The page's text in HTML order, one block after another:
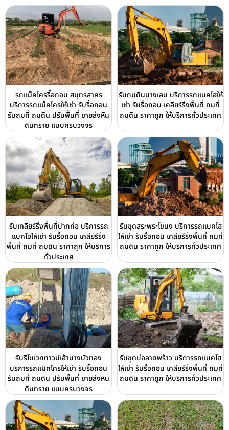
รถแม็คโครรื้อถอน สมุทรสาคร
บริการรถแม็คโครให้เช่า รับรื้อถอน
รับถมที่ ถมดิน ปรับพื้นที่ ขายส่งหิน
ดินทราย แบบครบวงจร
รับถมดินบางเลน บริการรถแบคโฮให้
เช่า รับรื้อถอน เคลียร์ริ่งพื้นที่ ถมที่
ถมดิน ราคาถูก ให้บริการทั่วประเทศ
รับเคลียร์ริ่งพื้นที่ปากท่อ บริการรถ
แบคโฮให้เช่า รับรื้อถอน เคลียร์ริ่ง
พื้นที่ ถมที่ ถมดิน ราคาถูก ให้บริการ
ทั่วประเทศ
รับขุดสระพระโขนง บริการรถแบคโฮ
ให้เช่า รับรื้อถอน เคลียร์ริ่งพื้นที่ ถมที่
ถมดิน ราคาถูก ให้บริการทั่วประเทศ
รับรีโนเวททาวน์เฮ้าบางบัวทอง
บริการรถแม็คโครให้เช่า รับรื้อถอน
รับถมที่ ถมดิน ปรับพื้นที่ ขายส่งหิน
ดินทราย แบบครบวงจร
รับขุดบ่อลาดพร้าว บริการรถแบคโฮ
ให้เช่า รับรื้อถอน เคลียร์ริ่งพื้นที่ ถมที่
ถมดิน ราคาถูก ให้บริการทั่วประเทศ